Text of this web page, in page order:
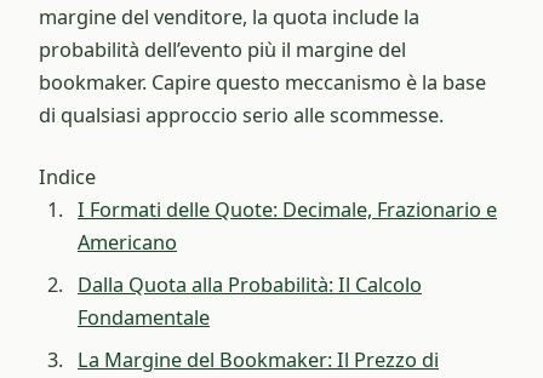
margine del venditore, la quota include la
probabilità dell’evento più il margine del
bookmaker. Capire questo meccanismo è la base
di qualsiasi approccio serio alle scommesse.
Indice
I Formati delle Quote: Decimale, Frazionario e
Americano
Dalla Quota alla Probabilità: Il Calcolo
Fondamentale
La Margine del Bookmaker: Il Prezzo di